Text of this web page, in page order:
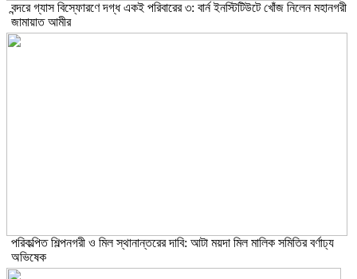
বন্দরে গ্যাস বিস্ফোরণে দগ্ধ একই পরিবারের ৩: বার্ন ইনস্টিটিউটে খোঁজ নিলেন মহানগরী
জামায়াত আমীর
পরিকল্পিত শিল্পনগরী ও মিল স্থানান্তরের দাবি: আটা ময়দা মিল মালিক সমিতির বর্ণাঢ্য
অভিষেক